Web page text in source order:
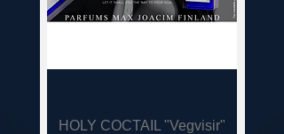
HOLY COCTAIL "Vegvisir"